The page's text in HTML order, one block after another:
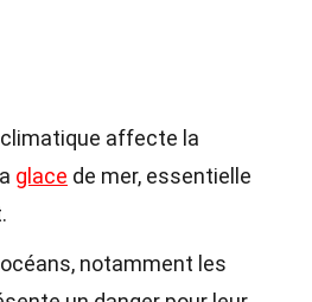
affecte la
glace de mer, essentielle
notamment les